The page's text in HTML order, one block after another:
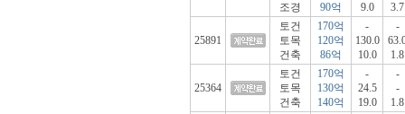
조경
90억
9.0
3.7
25891
토건
토목
건축
170억
120억
86억
-
130.0
10.0
-
1.8
25364
토건
토목
건축
170억
130억
140억
-
24.5
19.0
-
-
1.8